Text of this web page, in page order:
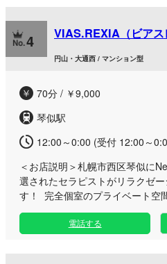
ます。 老廃物の排出を促し、身
減できるよう努めます。 日々の
げる お手伝いができたら幸いで
‥‥…………………………‥‥・・・
せお待ちしています。
4 VIAS.REXIA（ビア
円山・大通西 / マンション型
70分 / ￥9,000
琴似駅
12:00～0:00 (受付 12:00～
＜お店説明＞札幌市西区琴似に
選されたセラピストがリラクゼ
す！ 完全個室のプライベート空
皆様にお会い出来る事を楽しみ
なリラクゼーションを提供する
ビスを目的としたお問い合わせは
電話する